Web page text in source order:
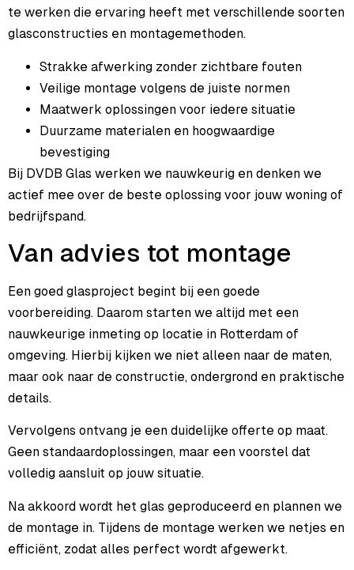
te werken die ervaring heeft met verschillende soorten
glasconstructies en montagemethoden.
Strakke afwerking zonder zichtbare fouten
Veilige montage volgens de juiste normen
Maatwerk oplossingen voor iedere situatie
Duurzame materialen en hoogwaardige
bevestiging
Bij DVDB Glas werken we nauwkeurig en denken we
actief mee over de beste oplossing voor jouw woning of
bedrijfspand.
Van advies tot montage
Een goed glasproject begint bij een goede
voorbereiding. Daarom starten we altijd met een
nauwkeurige inmeting op locatie in Rotterdam of
omgeving. Hierbij kijken we niet alleen naar de maten,
maar ook naar de constructie, ondergrond en praktische
details.
Vervolgens ontvang je een duidelijke offerte op maat.
Geen standaardoplossingen, maar een voorstel dat
volledig aansluit op jouw situatie.
Na akkoord wordt het glas geproduceerd en plannen we
de montage in. Tijdens de montage werken we netjes en
efficiënt, zodat alles perfect wordt afgewerkt.